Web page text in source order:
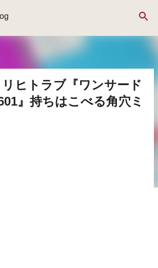
してメイン コンテンツに移動
ヒトラブ『ワンサード
』持ちはこべる角穴ミ